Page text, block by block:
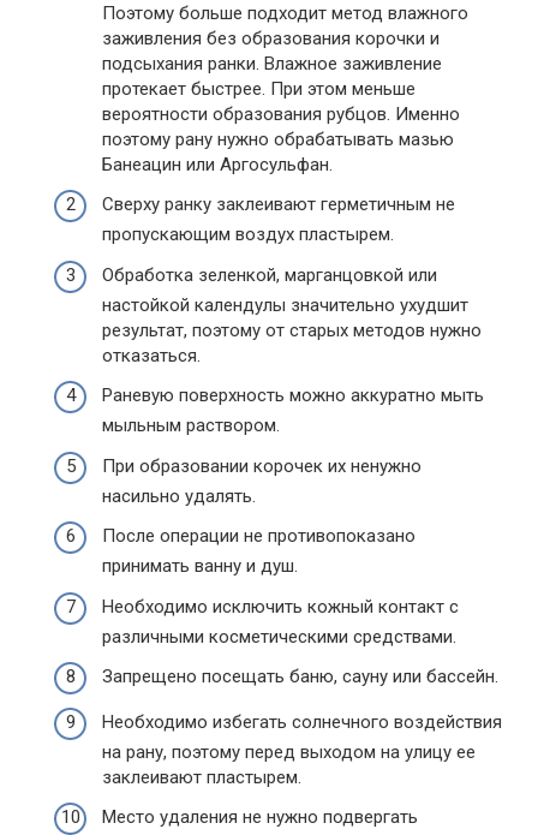
Поэтому больше подходит метод влажного
заживления без образования корочки и
подсыхания ранки. Влажное заживление
протекает быстрее. При этом меньше
вероятности образования рубцов. Именно
поэтому рану нужно обрабатывать мазью
Банеацин или Аргосульфан.
Сверху ранку заклеивают герметичным не
пропускающим воздух пластырем.
Обработка зеленкой, марганцовкой или
настойкой календулы значительно ухудшит
результат, поэтому от старых методов нужно
отказаться.
Раневую поверхность можно аккуратно мыть
мыльным раствором.
При образовании корочек их ненужно
насильно удалять.
После операции не противопоказано
принимать ванну и душ.
Необходимо исключить кожный контакт с
различными косметическими средствами.
Запрещено посещать баню, сауну или бассейн.
Необходимо избегать солнечного воздействия
на рану, поэтому перед выходом на улицу ее
заклеивают пластырем.
Место удаления не нужно подвергать